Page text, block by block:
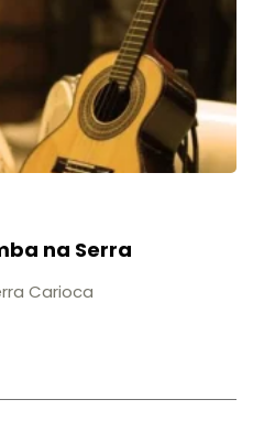
na Serra
Carioca